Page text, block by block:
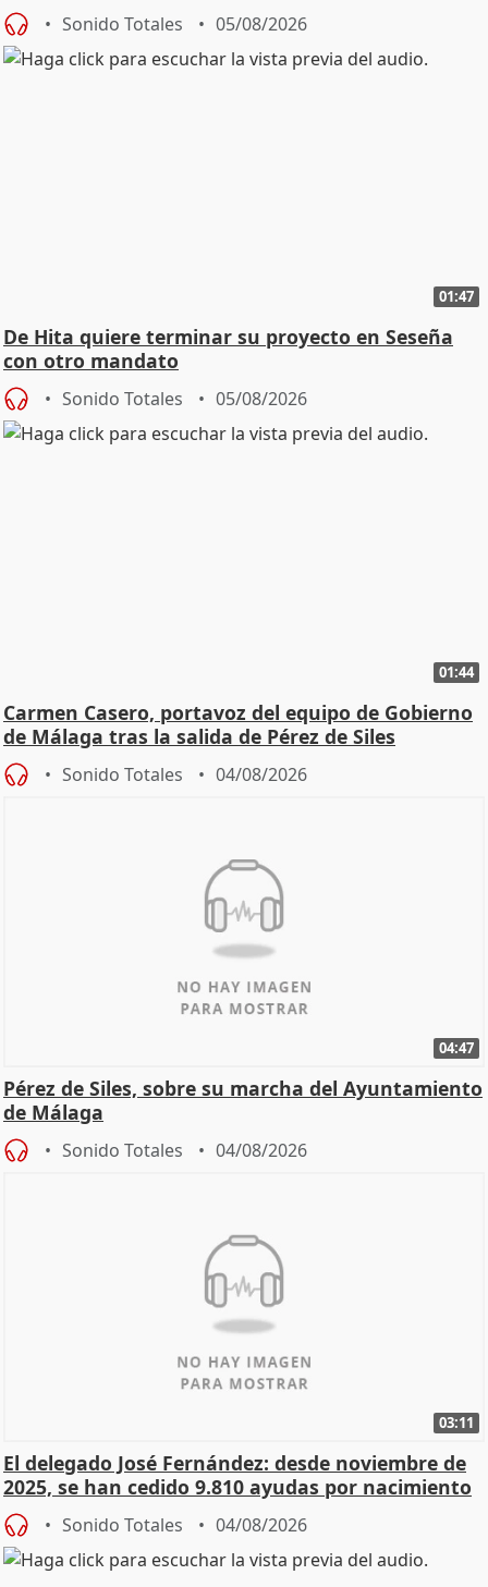
Sonido Totales 05/08/2026
01:47
De Hita quiere terminar su proyecto en Seseña
con otro mandato
Sonido Totales 05/08/2026
01:44
Carmen Casero, portavoz del equipo de Gobierno
de Málaga tras la salida de Pérez de Siles
Sonido Totales 04/08/2026
04:47
Pérez de Siles, sobre su marcha del Ayuntamiento
de Málaga
Sonido Totales 04/08/2026
03:11
El delegado José Fernández: desde noviembre de
2025, se han cedido 9.810 ayudas por nacimiento
Sonido Totales 04/08/2026